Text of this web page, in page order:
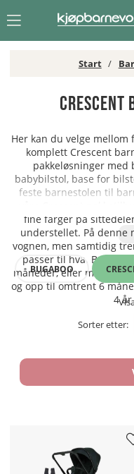
Start
Crescent
Her kan du velge
komplett Crescent
pakkeløsninger med
babybilstol, base for
feste barnestolen til
fine farger på
understellet. På denne
vognen, men samtidig
passer til hva.
måneder, eller
og opp til omtrent 6
4 år
BUGABOO
Sorter etter: